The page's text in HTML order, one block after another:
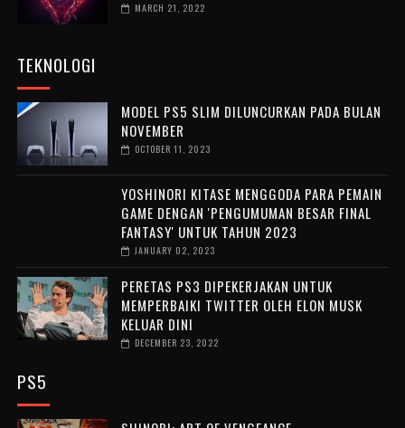
MARCH 21, 2022
TEKNOLOGI
MODEL PS5 SLIM DILUNCURKAN PADA BULAN
NOVEMBER
OCTOBER 11, 2023
YOSHINORI KITASE MENGGODA PARA PEMAIN
GAME DENGAN 'PENGUMUMAN BESAR FINAL
FANTASY' UNTUK TAHUN 2023
JANUARY 02, 2023
PERETAS PS3 DIPEKERJAKAN UNTUK
MEMPERBAIKI TWITTER OLEH ELON MUSK
KELUAR DINI
DECEMBER 23, 2022
PS5